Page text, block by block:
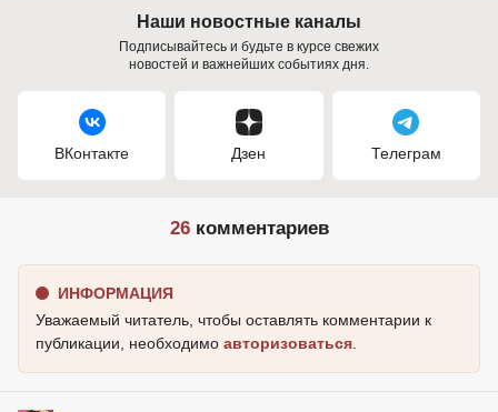
Наши новостные каналы
Подписывайтесь и будьте в курсе свежих
новостей и важнейших событиях дня.
ВКонтакте Дзен Телеграм
26комментариев
ИНФОРМАЦИЯ
Уважаемый читатель, чтобы оставлять комментарии к
публикации, необходимо авторизоваться